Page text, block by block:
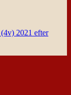
2021 efter